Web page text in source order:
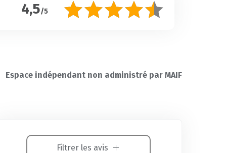
4,5/5
Espace indépendant non administré par MAIF
Filtrer les avis